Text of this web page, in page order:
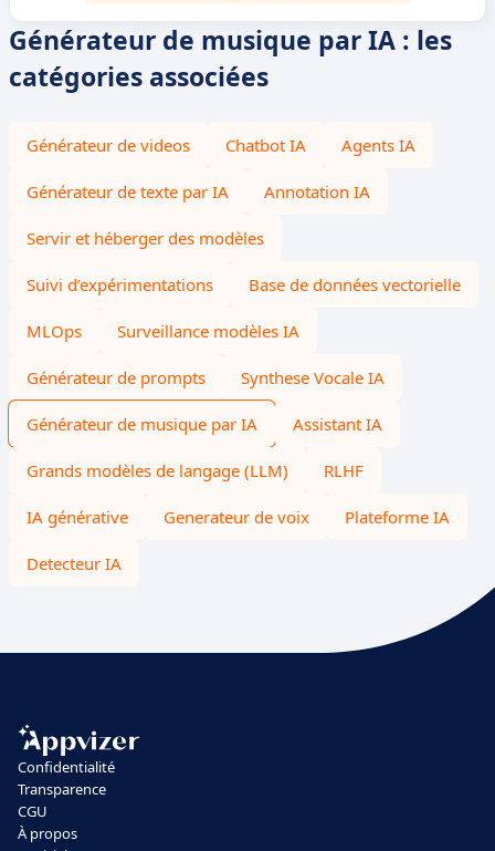
Générateur de musique par IA : les
catégories associées
Générateur de videos Chatbot IA Agents IA
Générateur de texte par IA Annotation IA
Servir et héberger des modèles
Suivi d’expérimentations Base de données vectorielle
MLOps Surveillance modèles IA
Générateur de prompts Synthese Vocale IA
Générateur de musique par IA Assistant IA
Grands modèles de langage (LLM) RLHF
IA générative Generateur de voix Plateforme IA
Detecteur IA
Confidentialité
Transparence
CGU
À propos